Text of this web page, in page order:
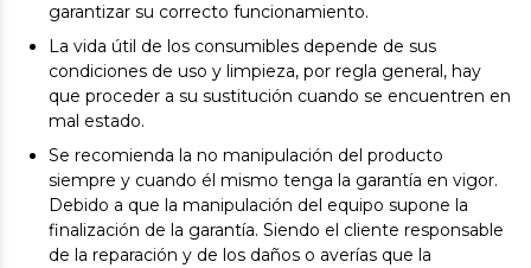
garantizar su correcto funcionamiento.
La vida útil de los consumibles depende de sus
condiciones de uso y limpieza, por regla general, hay
que proceder a su sustitución cuando se encuentren en
mal estado.
Se recomienda la no manipulación del producto
siempre y cuando él mismo tenga la garantía en vigor.
Debido a que la manipulación del equipo supone la
finalización de la garantía. Siendo el cliente responsable
de la reparación y de los daños o averías que la